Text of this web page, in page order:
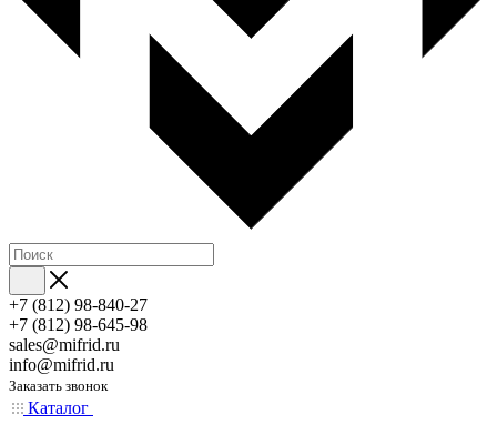
+7 (812) 98-840-27
+7 (812) 98-645-98
sales@mifrid.ru
info@mifrid.ru
Заказать звонок
Каталог